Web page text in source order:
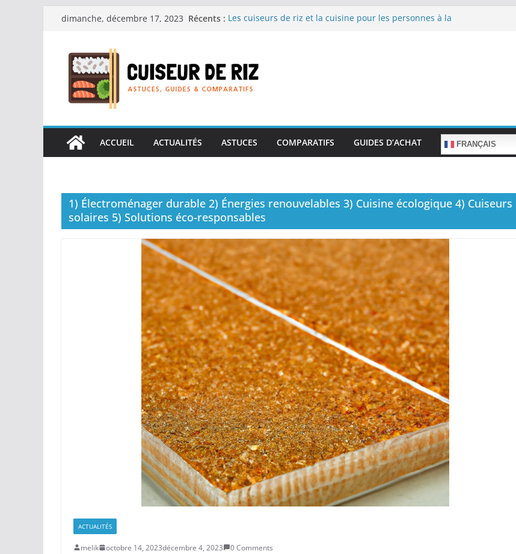
Passerdimanche, décembre 17, 2023 Récents : Les cuiseurs de riz et la cuisine pour les personnes à la
Les cuiseurs de riz pour les familles nombreuses : Cuisson
en grande quantité.
Les cuiseurs de riz et la préparation de plats pour les
réconfortants.
ACCUEIL
ACTUALITÉS ASTUCES COMPARATIFS GUIDES D’ACHAT FRANÇAIS
1) Électroménager durable 2) Énergies renouvelables 3) Cuisine écologique 4) Cuiseurs
solaires 5) Solutions éco-responsables
ACTUALITÉS
melik octobre 14, 2023décembre 4, 2023
0 Comments